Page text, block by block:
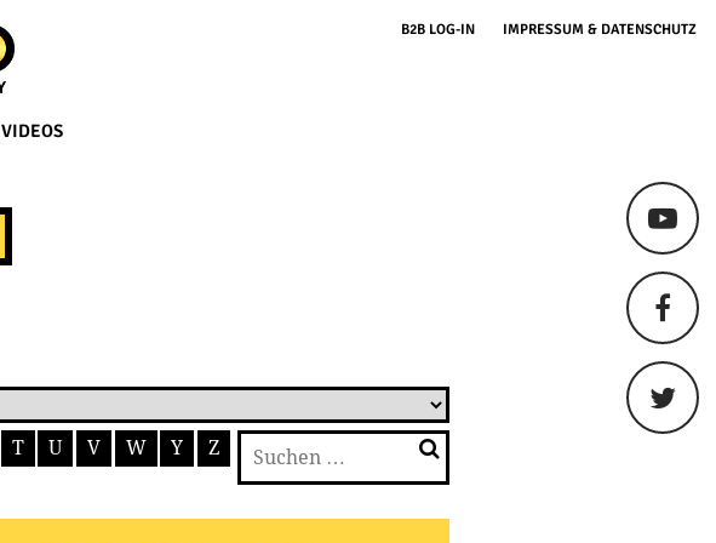
VIDEOS
B2B LOG-IN IMPRESSUM & DATENSCHUTZ
T U V W Y Z
Suchen